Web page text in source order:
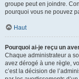
groupe peut en joindre.
pourquoi vous ne pouvez
Haut
Pourquoi ai-je reçu un
Chaque administrateur a
avez dérogé à une règle,
c’est la décision de